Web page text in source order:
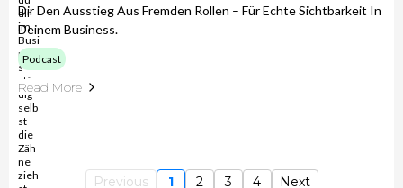
Dir Den Ausstieg Aus Fremden Rollen – Für Echte Sichtbarkeit In
Deinem Business.
Podcast
Read More
Previous 1 2 3 4 Next